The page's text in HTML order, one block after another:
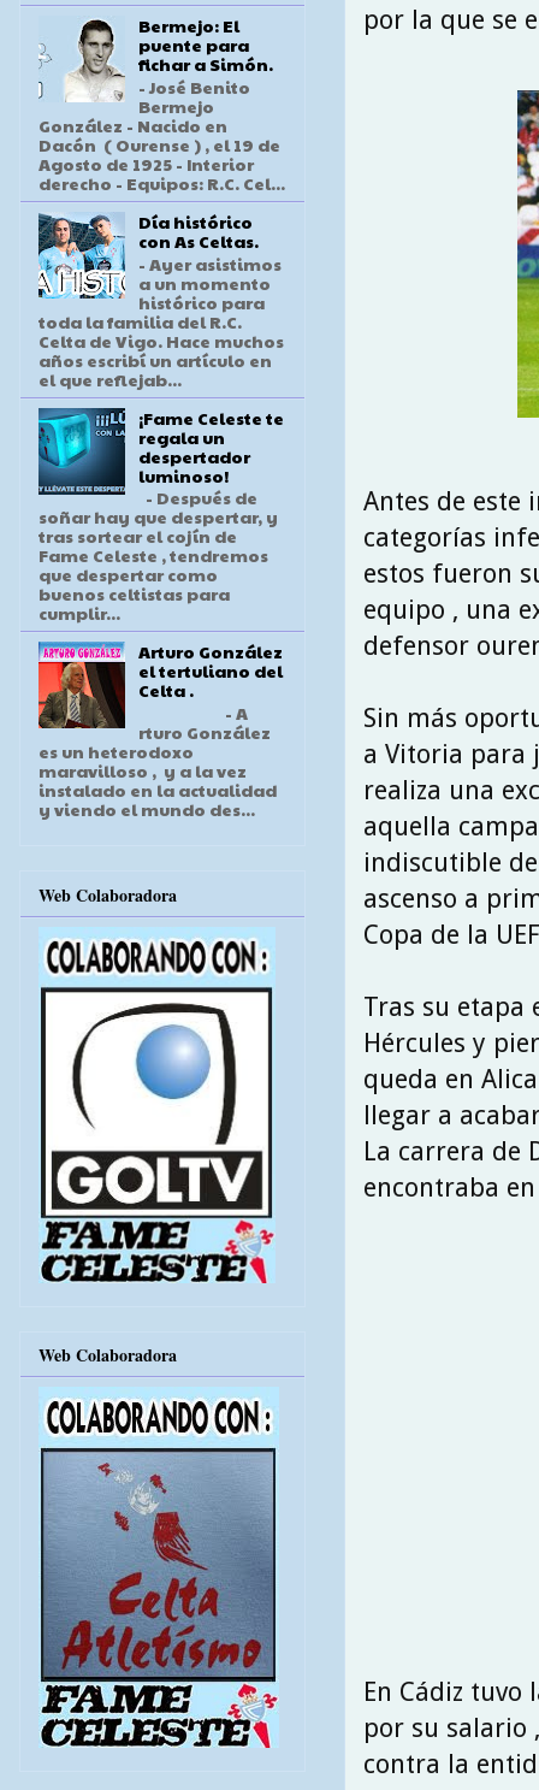
por la que se
Antes de este
categorías
estos fueron
equipo , una
defensor
Sin más
a Vitoria para
realiza una
aquella
indiscutible
ascenso a
Copa de la
Tras su etapa
Hércules y
queda en
llegar a
La carrera de
encontraba
En Cádiz tuvo
por su salario
contra la
Bermejo: El
puente para
fichar a Simón.
- José Benito
Bermejo
González - Nacido en
Dacón ( Ourense ) , el 19 de
Agosto de 1925 - Interior
derecho - Equipos: R.C. Cel...
Día histórico
con As Celtas.
- Ayer asistimos
a un momento
histórico para
toda la familia del R.C.
Celta de Vigo. Hace muchos
años escribí un artículo en
el que reflejab...
¡Fame Celeste te
regala un
despertador
luminoso!
- Después de
soñar hay que despertar, y
tras sortear el cojín de
Fame Celeste , tendremos
que despertar como
buenos celtistas para
cumplir...
Arturo González
el tertuliano del
Celta .
- A
rturo González
es un heterodoxo
maravilloso , y a la vez
instalado en la actualidad
y viendo el mundo des...
Web Colaboradora
Web Colaboradora